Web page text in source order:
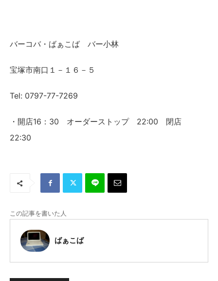
バーコバ・ばぁこば バー小林
宝塚市南口１－１６－５
Tel: 0797-77-7269
・開店16：30 オーダーストップ 22:00 閉店
22:30
この記事を書いた人
ばぁこば